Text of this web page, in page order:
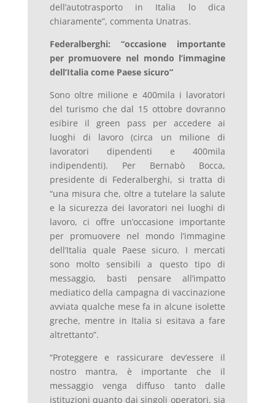
dell’autotrasporto in Italia lo dica
chiaramente”, commenta Unatras.
Federalberghi: “occasione importante
per promuovere nel mondo l’immagine
dell’Italia come Paese sicuro”
Sono oltre milione e 400mila i lavoratori
del turismo che dal 15 ottobre dovranno
esibire il green pass per accedere ai
luoghi di lavoro (circa un milione di
lavoratori dipendenti e 400mila
indipendenti). Per Bernabò Bocca,
presidente di Federalberghi, si tratta di
“una misura che, oltre a tutelare la salute
e la sicurezza dei lavoratori nei luoghi di
lavoro, ci offre un’occasione importante
per promuovere nel mondo l’immagine
dell’Italia quale Paese sicuro. I mercati
sono molto sensibili a questo tipo di
messaggio, basti pensare all’impatto
mediatico della campagna di vaccinazione
avviata qualche mese fa in alcune isolette
greche, mentre in Italia si esitava a fare
altrettanto”.
“Proteggere e rassicurare dev’essere il
nostro mantra, è importante che il
messaggio venga diffuso tanto dalle
istituzioni quanto dai singoli operatori, sia